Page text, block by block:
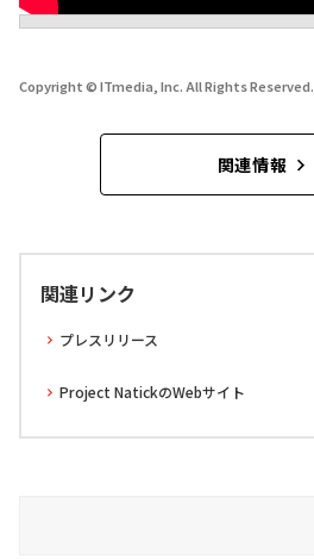
Copyright © ITmedia, Inc. All Rights Reserved.
関連情報
関連リンク
プレスリリース
Project NatickのWebサイト